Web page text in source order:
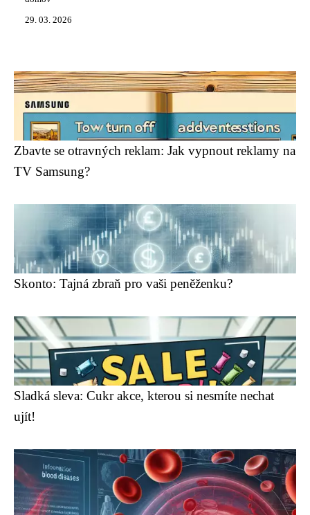
29. 03. 2026
Zbavte se otravných reklam: Jak vypnout reklamy na
TV Samsung?
Skonto: Tajná zbraň pro vaši peněženku?
Sladká sleva: Cukr akce, kterou si nesmíte nechat
ujít!